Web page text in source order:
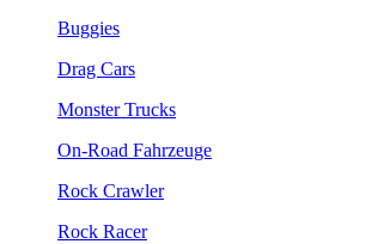
Buggies
Drag Cars
Monster Trucks
On-Road Fahrzeuge
Rock Crawler
Rock Racer